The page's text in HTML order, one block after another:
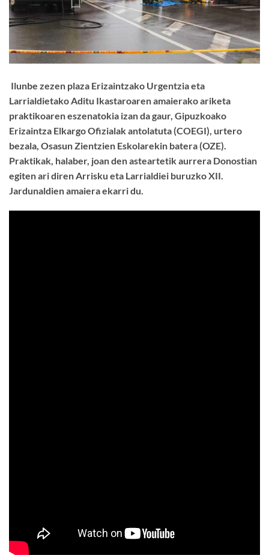
Ilunbe zezen plaza Erizaintzako Urgentzia eta
Larrialdietako Aditu Ikastaroaren amaierako ariketa
praktikoaren eszenatokia izan da gaur, Gipuzkoako
Erizaintza Elkargo Ofizialak antolatuta (COEGI), urtero
bezala, Osasun Zientzien Eskolarekin batera (OZE).
Praktikak, halaber, joan den asteartetik aurrera Donostian
egiten ari diren Arrisku eta Larrialdiei buruzko XII.
Jardunaldien amaiera ekarri du.